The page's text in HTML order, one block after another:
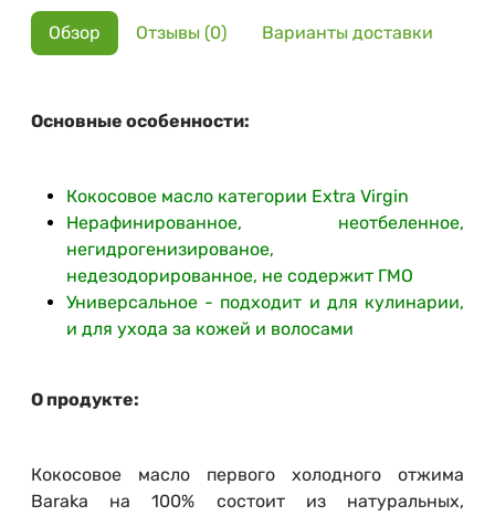
Обзор Отзывы (0) Варианты доставки
Основные особенности:
Кокосовое масло категории Extra Virgin
Нерафинированное, неотбеленное,
негидрогенизированое,
недезодорированное, не содержит ГМО
Универсальное - подходит и для кулинарии,
и для ухода за кожей и волосами
О продукте:
Кокосовое масло первого холодного отжима
Baraka на 100% состоит из натуральных,